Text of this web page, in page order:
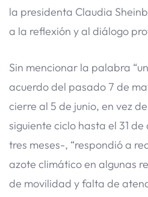
la presidenta Claudia
a la reflexión y al diálogo
Sin mencionar la palabra
acuerdo del pasado 7 de
cierre al 5 de junio, en vez
siguiente ciclo hasta el 31
tres meses-, “respondió a
azote climático en algunas
de movilidad y falta de